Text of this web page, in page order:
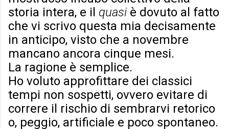
storia intera, e il quasi è dovuto al fatto
che vi scrivo questa mia decisamente
in anticipo, visto che a novembre
mancano ancora cinque mesi.
La ragione è semplice.
Ho voluto approfittare dei classici
tempi non sospetti, ovvero evitare di
correre il rischio di sembrarvi retorico
o, peggio, artificiale e poco spontaneo.